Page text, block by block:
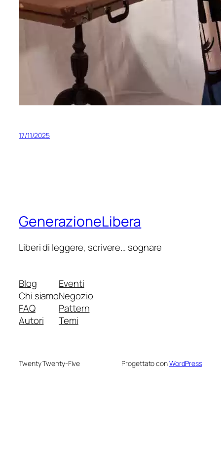
17/11/2025
GenerazioneLibera
Liberi di leggere, scrivere… sognare
Blog
Chi siamo
FAQ
Autori
Eventi
Negozio
Pattern
Temi
Twenty Twenty-Five Progettato conWordPress